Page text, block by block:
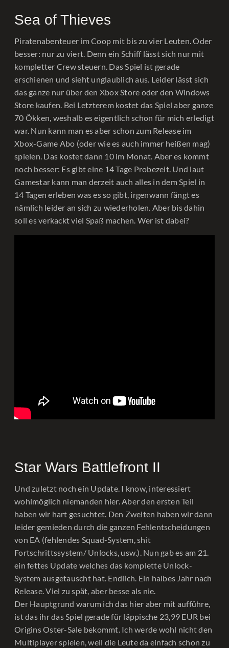
Sea of Thieves
Piratenabenteuer im Coop mit bis zu vier Leuten. Oder
besser: nur zu viert. Denn ein Schiff lässt sich nur mit
kompletter Crew steuern. Das Spiel ist gerade
erschienen und sieht unglaublich aus. Leider lässt sich
das ganze nur über den Xbox Store oder den Windows
Store kaufen. Bei Letzterem kostet das Spiel aber ganze
70 Ökken, weshalb es eigentlich schon für mich erledigt
war. Nun kann man es aber schon zum Release im
Xbox-Game Abo (oder wie es auch immer heißen mag)
spielen. Das kostet dann 10 im Monat. Aber es kommt
noch besser: Es gibt eine 14 Tage Probezeit. Und laut
Gamestar kann man derzeit auch alles in dem Spiel in
14 Tagen erleben was es so gibt, irgenwann fängt es
nämlich leider an sich zu wiederholen. Aber bis dahin
soll es verkackt viel Spaß machen. Wer ist dabei?
Star Wars Battlefront II
Und zuletzt noch ein Update. I know, interessiert
wohlmöglich niemanden hier. Aber den ersten Teil
haben wir hart gesuchtet. Den Zweiten haben wir dann
leider gemieden durch die ganzen Fehlentscheidungen
von EA (fehlendes Squad-System, shit
Fortschrittssystem/ Unlocks, usw.). Nun gab es am 21.
ein fettes Update welches das komplette Unlock-
System ausgetauscht hat. Endlich. Ein halbes Jahr nach
Release. Viel zu spät, aber besse als nie.
Der Hauptgrund warum ich das hier aber mit aufführe,
ist das ihr das Spiel gerade für läppische 23,99 EUR bei
Origins Oster-Sale bekommt. Ich werde wohl nicht den
Multiplayer spielen, weil die Leute da einfach schon zu